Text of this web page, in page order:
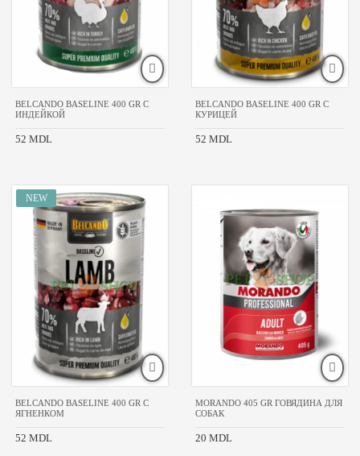
BELCANDO BASELINE 400 GR С
ИНДЕЙКОЙ
52 MDL
BELCANDO BASELINE 400 GR С
КУРИЦЕЙ
52 MDL
BELCANDO BASELINE 400 GR С
ЯГНЕНКОМ
52 MDL
MORANDO 405 GR ГОВЯДИНА ДЛЯ
СОБАК
20 MDL